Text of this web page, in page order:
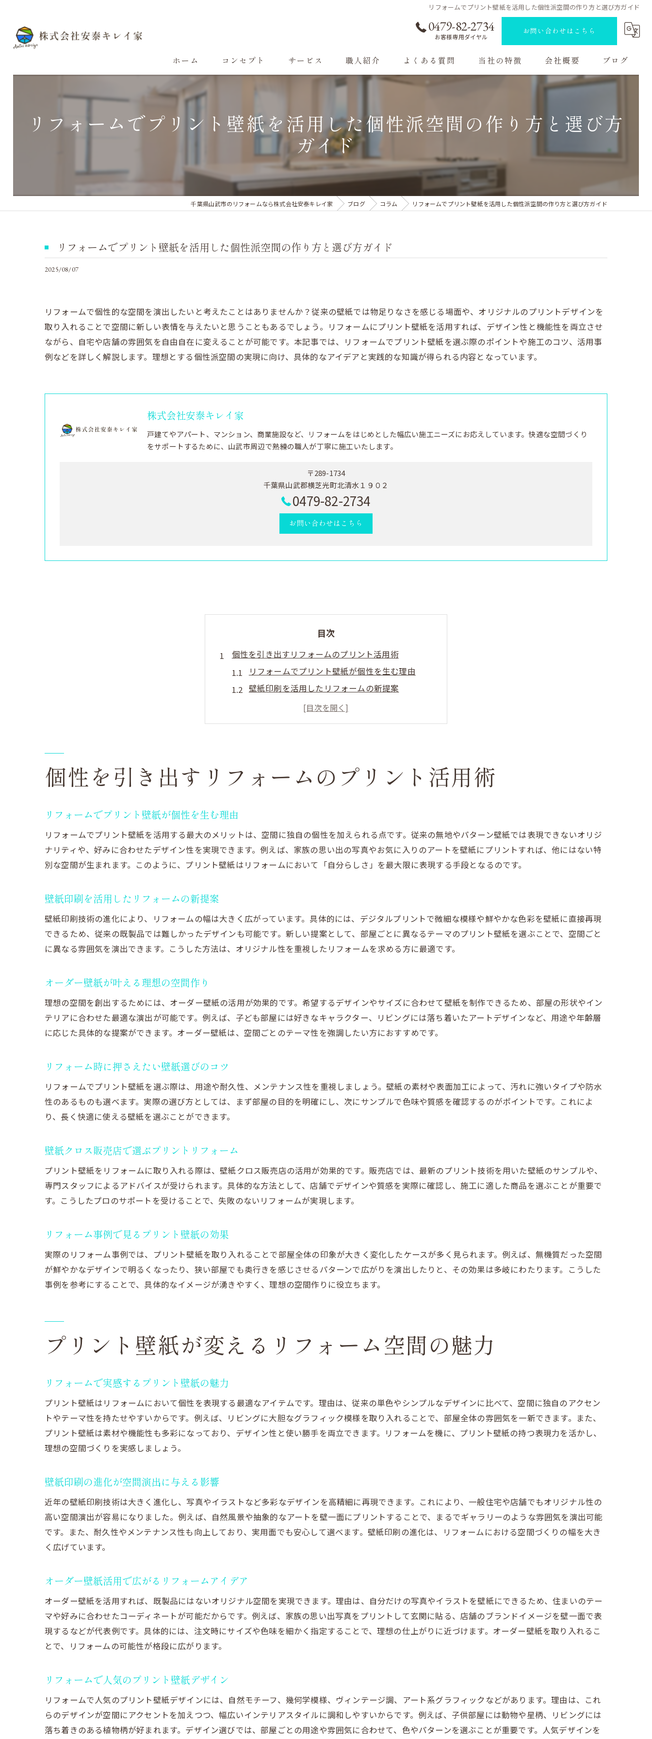
リフォームでプリント壁紙を活用した個性派空間の作り方と選び方ガイド
0479-82-2734
お客様専用ダイヤル
お問い合わせはこちら
ホーム コンセプト サービス
お家のお困りごと
外構工事
施工事例・お客様の声
職人紹介 よくある質問 当社の特徴
原状回復
リノベーション
マンション
会社概要 ブログ
リフォームでプリント壁紙を活用した個性派空間の作り方と選び方
ガイド
千葉県山武市のリフォームなら株式会社安泰キレイ家 ブログ コラム リフォームでプリント壁紙を活用した個性派空間の作り方と選び方ガイド
リフォームでプリント壁紙を活用した個性派空間の作り方と選び方ガイド
2025/08/07
リフォームで個性的な空間を演出したいと考えたことはありませんか？従来の壁紙では物足りなさを感じる場面や、オリジナルのプリントデザインを
取り入れることで空間に新しい表情を与えたいと思うこともあるでしょう。リフォームにプリント壁紙を活用すれば、デザイン性と機能性を両立させ
ながら、自宅や店舗の雰囲気を自由自在に変えることが可能です。本記事では、リフォームでプリント壁紙を選ぶ際のポイントや施工のコツ、活用事
例などを詳しく解説します。理想とする個性派空間の実現に向け、具体的なアイデアと実践的な知識が得られる内容となっています。
株式会社安泰キレイ家
戸建てやアパート、マンション、商業施設など、リフォームをはじめとした幅広い施工ニーズにお応えしています。快適な空間づくり
をサポートするために、山武市周辺で熟練の職人が丁寧に施工いたします。
〒289-1734
千葉県山武郡横芝光町北清水１９０２
0479-82-2734
お問い合わせはこちら
目次
個性を引き出すリフォームのプリント活用術
リフォームでプリント壁紙が個性を生む理由
壁紙印刷を活用したリフォームの新提案
オーダー壁紙が叶える理想の空間作り
リフォーム時に押さえたい壁紙選びのコツ
プリント壁紙が変えるリフォーム空間の魅力
リフォームで実感するプリント壁紙の魅力
リフォームで人気のプリント壁紙デザイン
壁紙クロス販売店が提案する最新リフォーム
プリント壁紙で実現するオリジナリティの追求
壁紙印刷サービス比較で賢くリフォーム
壁紙プリントを取り入れるリフォームのポイント
リフォームにプリント壁紙を選ぶ動機とメリット
壁紙クロス販売店で得るリフォーム最新情報
壁紙印刷によるデザイン性の高い空間演出
オーダー壁紙が叶えるリフォームの新定番
リフォーム人気のプリント壁紙トレンド紹介
自宅に個性を与えるリフォームアイデア集
リフォームで個性的なプリント壁紙を選ぶ方法
壁紙印刷アイデアで差がつく自宅空間
壁紙クロス販売店で見つける個性派アイデア
リフォーム体験談から学ぶプリント壁紙活用法
壁紙印刷リフォームで失敗しないための注意点
オーダー壁紙施工のポイントとリフォーム事例
リフォームで役立つ壁紙選びのプロのコツ
リフォームとプリント壁紙で叶う理想の空間
壁紙印刷の活用法まとめと実践ポイント
オーダー壁紙リフォームの総合的なメリット
個性を引き出すリフォームのプリント活用術
リフォームでプリント壁紙が個性を生む理由
リフォームでプリント壁紙を活用する最大のメリットは、空間に独自の個性を加えられる点です。従来の無地やパターン壁紙では表現できないオリジ
ナリティや、好みに合わせたデザイン性を実現できます。例えば、家族の思い出の写真やお気に入りのアートを壁紙にプリントすれば、他にはない特
別な空間が生まれます。このように、プリント壁紙はリフォームにおいて「自分らしさ」を最大限に表現する手段となるのです。
壁紙印刷を活用したリフォームの新提案
壁紙印刷技術の進化により、リフォームの幅は大きく広がっています。具体的には、デジタルプリントで微細な模様や鮮やかな色彩を壁紙に直接再現
できるため、従来の既製品では難しかったデザインも可能です。新しい提案として、部屋ごとに異なるテーマのプリント壁紙を選ぶことで、空間ごと
に異なる雰囲気を演出できます。こうした方法は、オリジナル性を重視したリフォームを求める方に最適です。
オーダー壁紙が叶える理想の空間作り
理想の空間を創出するためには、オーダー壁紙の活用が効果的です。希望するデザインやサイズに合わせて壁紙を制作できるため、部屋の形状やイン
テリアに合わせた最適な演出が可能です。例えば、子ども部屋には好きなキャラクター、リビングには落ち着いたアートデザインなど、用途や年齢層
に応じた具体的な提案ができます。オーダー壁紙は、空間ごとのテーマ性を強調したい方におすすめです。
リフォーム時に押さえたい壁紙選びのコツ
リフォームでプリント壁紙を選ぶ際は、用途や耐久性、メンテナンス性を重視しましょう。壁紙の素材や表面加工によって、汚れに強いタイプや防水
性のあるものも選べます。実際の選び方としては、まず部屋の目的を明確にし、次にサンプルで色味や質感を確認するのがポイントです。これによ
り、長く快適に使える壁紙を選ぶことができます。
壁紙クロス販売店で選ぶプリントリフォーム
プリント壁紙をリフォームに取り入れる際は、壁紙クロス販売店の活用が効果的です。販売店では、最新のプリント技術を用いた壁紙のサンプルや、
専門スタッフによるアドバイスが受けられます。具体的な方法として、店舗でデザインや質感を実際に確認し、施工に適した商品を選ぶことが重要で
す。こうしたプロのサポートを受けることで、失敗のないリフォームが実現します。
リフォーム事例で見るプリント壁紙の効果
実際のリフォーム事例では、プリント壁紙を取り入れることで部屋全体の印象が大きく変化したケースが多く見られます。例えば、無機質だった空間
が鮮やかなデザインで明るくなったり、狭い部屋でも奥行きを感じさせるパターンで広がりを演出したりと、その効果は多岐にわたります。こうした
事例を参考にすることで、具体的なイメージが湧きやすく、理想の空間作りに役立ちます。
プリント壁紙が変えるリフォーム空間の魅力
リフォームで実感するプリント壁紙の魅力
プリント壁紙はリフォームにおいて個性を表現する最適なアイテムです。理由は、従来の単色やシンプルなデザインに比べて、空間に独自のアクセン
トやテーマ性を持たせやすいからです。例えば、リビングに大胆なグラフィック模様を取り入れることで、部屋全体の雰囲気を一新できます。また、
プリント壁紙は素材や機能性も多彩になっており、デザイン性と使い勝手を両立できます。リフォームを機に、プリント壁紙の持つ表現力を活かし、
理想の空間づくりを実感しましょう。
壁紙印刷の進化が空間演出に与える影響
近年の壁紙印刷技術は大きく進化し、写真やイラストなど多彩なデザインを高精細に再現できます。これにより、一般住宅や店舗でもオリジナル性の
高い空間演出が容易になりました。例えば、自然風景や抽象的なアートを壁一面にプリントすることで、まるでギャラリーのような雰囲気を演出可能
です。また、耐久性やメンテナンス性も向上しており、実用面でも安心して選べます。壁紙印刷の進化は、リフォームにおける空間づくりの幅を大き
く広げています。
オーダー壁紙活用で広がるリフォームアイデア
オーダー壁紙を活用すれば、既製品にはないオリジナル空間を実現できます。理由は、自分だけの写真やイラストを壁紙にできるため、住まいのテー
マや好みに合わせたコーディネートが可能だからです。例えば、家族の思い出写真をプリントして玄関に貼る、店舗のブランドイメージを壁一面で表
現するなどが代表例です。具体的には、注文時にサイズや色味を細かく指定することで、理想の仕上がりに近づけます。オーダー壁紙を取り入れるこ
とで、リフォームの可能性が格段に広がります。
リフォームで人気のプリント壁紙デザイン
リフォームで人気のプリント壁紙デザインには、自然モチーフ、幾何学模様、ヴィンテージ調、アート系グラフィックなどがあります。理由は、これ
らのデザインが空間にアクセントを加えつつ、幅広いインテリアスタイルに調和しやすいからです。例えば、子供部屋には動物や星柄、リビングには
落ち着きのある植物柄が好まれます。デザイン選びでは、部屋ごとの用途や雰囲気に合わせて、色やパターンを選ぶことが重要です。人気デザインを